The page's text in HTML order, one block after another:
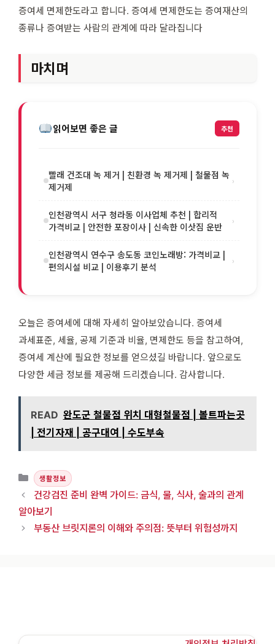
증여세 면제한도라고 합니다. 증여세 면제한도는 증여재산의
종류나 증여받는 사람의 관계에 따라 달라집니다
마치며
읽어보면 좋은 글 추천
빨래 건조대 녹 제거 | 친환경 녹 제거제 | 철물점 녹
제거제
›
인천광역시 서구 청라동 이사업체 추천 | 합리적
가격비교 | 안전한 포장이사 | 신속한 이삿짐 운반
›
인천광역시 연수구 송도동 코인노래방: 가격비교 |
편의시설 비교 | 이용후기 분석
›
오늘은 증여세에 대해 자세히 알아보았습니다. 증여세
과세표준, 세율, 공제 기준과 비율, 면제한도 등을 참고하여,
증여세 계산에 필요한 정보를 얻으셨길 바랍니다. 앞으로도
다양한 세금 정보를 제공해 드리겠습니다. 감사합니다.
READ 완도군 철물점 위치 대형철물점 | 볼트파는곳
| 전기자재 | 공구대여 | 수도부속
카테고리
생활정보
건강검진 준비 완벽 가이드: 금식, 물, 식사, 술과의 관계
알아보기
부동산 브릿지론의 이해와 주의점: 뜻부터 위험성까지